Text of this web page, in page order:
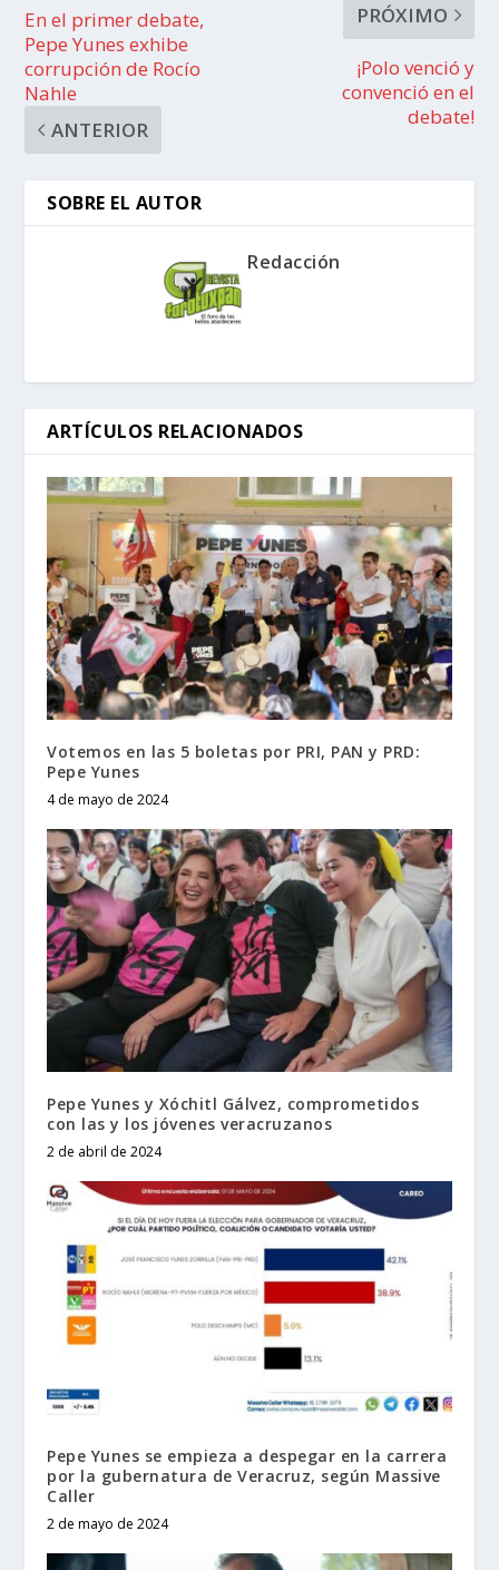
En el primer debate,
Pepe Yunes exhibe
corrupción de Rocío
Nahle
ANTERIOR
PRÓXIMO
¡Polo venció y
convenció en el
debate!
SOBRE EL AUTOR
Redacción
ARTÍCULOS RELACIONADOS
Votemos en las 5 boletas por PRI, PAN y PRD:
Pepe Yunes
4 de mayo de 2024
Pepe Yunes y Xóchitl Gálvez, comprometidos
con las y los jóvenes veracruzanos
2 de abril de 2024
Pepe Yunes se empieza a despegar en la carrera
por la gubernatura de Veracruz, según Massive
Caller
2 de mayo de 2024